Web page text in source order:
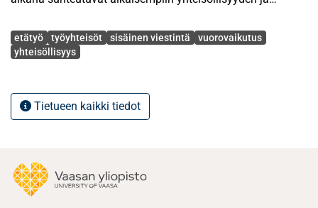
vuonna 2020 koronaviruspandemian vuoksi muuttuneet
työolosuhteet ja tilanteen mahdolliset vaikutukset
Nokia Espoon työntekijät siirtyivät etätöihin, jolloin
päivittäiset työtehtävät sekä viestintä ja vuorovaikutus
Tutkimuksen teoreettisena viitekehyksenä ovat yhteisöjen,
Avainsanat
etätyö työyhteisöt sisäinen viestintä
vuorovaikutus
yhteisöllisyys
Tietueen kaikki tiedot